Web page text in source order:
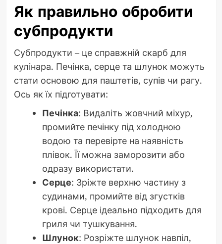
Як правильно обробити
субпродукти
Субпродукти – це справжній скарб для
кулінара. Печінка, серце та шлунок можуть
стати основою для паштетів, супів чи рагу.
Ось як їх підготувати:
Печінка: Видаліть жовчний міхур,
промийте печінку під холодною
водою та перевірте на наявність
плівок. Її можна заморозити або
одразу використати.
Серце: Зріжте верхню частину з
судинами, промийте від згустків
крові. Серце ідеально підходить для
гриля чи тушкування.
Шлунок: Розріжте шлунок навпіл,